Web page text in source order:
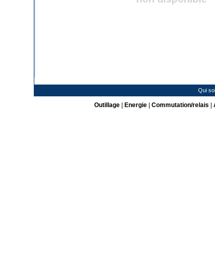
Qui
Outillage| Energie| Commutation/relais